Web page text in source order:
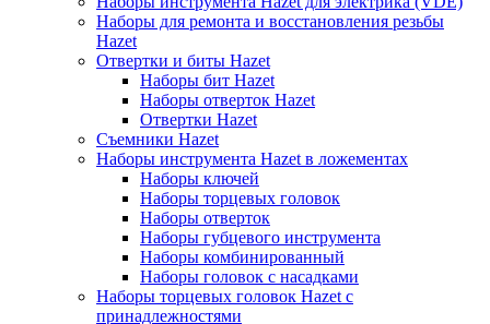
Наборы для ремонта и восстановления резьбы
Hazet
Отвертки и биты Hazet
Наборы бит Hazet
Наборы отверток Hazet
Отвертки Hazet
Съемники Hazet
Наборы инструмента Hazet в ложементах
Наборы ключей
Наборы торцевых головок
Наборы отверток
Наборы губцевого инструмента
Наборы комбинированный
Наборы головок с насадками
Наборы торцевых головок Hazet с
принадлежностями